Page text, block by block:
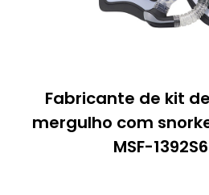
Fabricante de kit
mergulho com
MSF-